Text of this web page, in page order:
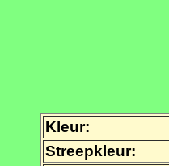
Kleur:
Streepkleur: